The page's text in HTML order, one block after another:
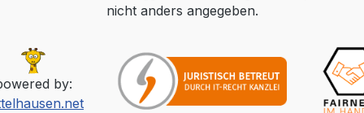
nicht anders angegeben.
by: